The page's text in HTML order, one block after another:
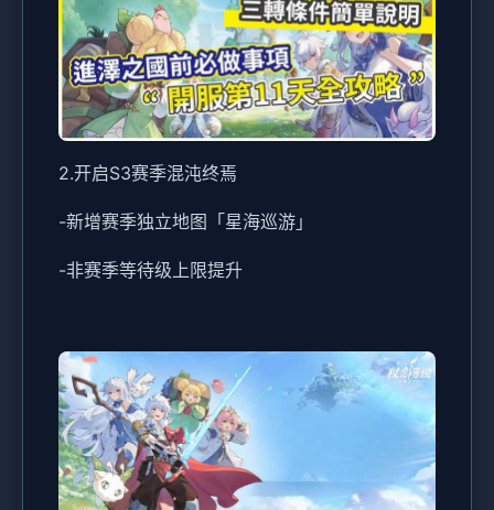
2.开启S3赛季混沌终焉
-新增赛季独立地图「星海巡游」
-非赛季等待级上限提升